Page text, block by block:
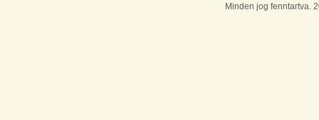
Minden jog fenntartva.